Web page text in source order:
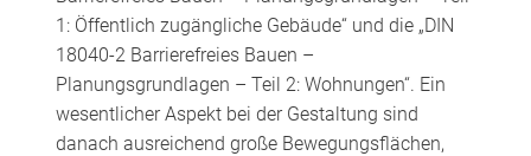
1: Öffentlich zugängliche Gebäude“ und die „DIN
18040-2 Barrierefreies Bauen –
Planungsgrundlagen – Teil 2: Wohnungen“. Ein
wesentlicher Aspekt bei der Gestaltung sind
danach ausreichend große Bewegungsflächen,